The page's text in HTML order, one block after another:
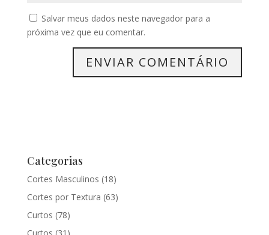
Salvar meus dados neste navegador para a
próxima vez que eu comentar.
Categorias
Cortes Masculinos (18)
Cortes por Textura (63)
Curtos (78)